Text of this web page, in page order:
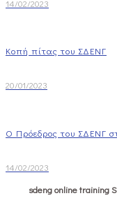
14/02/2023
Κοπή πίτας του ΣΔΕΝΓ
20/01/2023
Ο Πρόεδρος του ΣΔΕΝΓ
14/02/2023
sdeng online training